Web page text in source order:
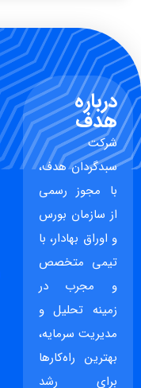
درباره
هدف
شرکت
سبدگردان هدف،
با مجوز رسمی
از سازمان بورس
و اوراق بهادار، با
تیمی متخصص
و مجرب در
زمینه تحلیل و
مدیریت سرمایه،
بهترین راه‌کارها
برای رشد